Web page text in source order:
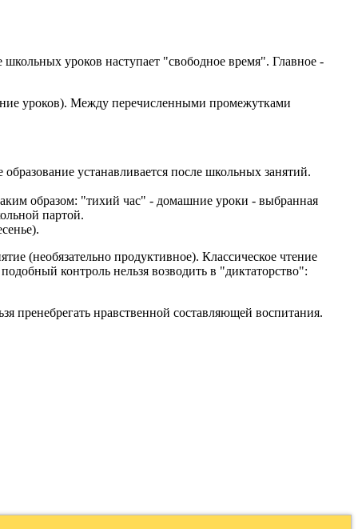
уроков наступает "свободное время". Главное -
уроков). Между перечисленными промежутками
устанавливается после школьных занятий.
образом: "тихий час" - домашние уроки - выбранная
партой.
(необязательно продуктивное). Классическое чтение
контроль нельзя возводить в "диктаторство":
нравственной составляющей воспитания.